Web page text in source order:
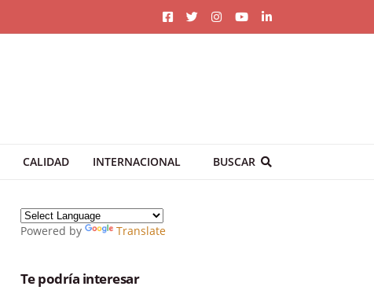
CALIDAD INTERNACIONAL BUSCAR
Powered by Translate
Te podría interesar